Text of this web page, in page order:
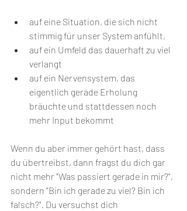
auf eine Situation, die sich nicht
stimmig für unser System anfühlt,
auf ein Umfeld das dauerhaft zu viel
verlangt
auf ein Nervensystem, das
eigentlich gerade Erholung
bräuchte und stattdessen noch
mehr Input bekommt
Wenn du aber immer gehört hast, dass
du übertreibst, dann fragst du dich gar
nicht mehr "Was passiert gerade in mir?",
sondern "Bin ich gerade zu viel? Bin ich
falsch?". Du versuchst dich